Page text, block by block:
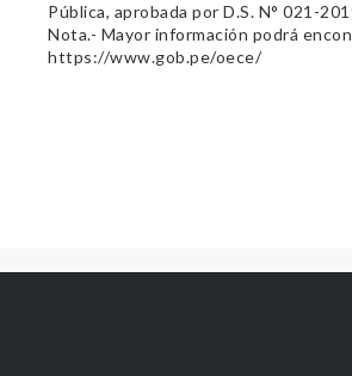
Pública, aprobada por D.S. N° 021-
Nota.- Mayor información podrá
https://www.gob.pe/oece/